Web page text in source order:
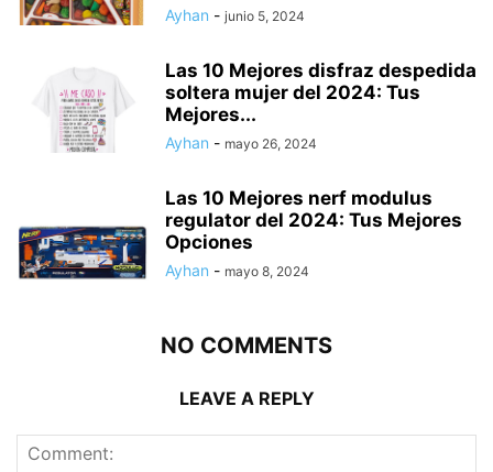
Ayhan - junio 5, 2024
Las 10 Mejores disfraz despedida
soltera mujer del 2024: Tus
Mejores...
Ayhan - mayo 26, 2024
Las 10 Mejores nerf modulus
regulator del 2024: Tus Mejores
Opciones
Ayhan - mayo 8, 2024
NO COMMENTS
LEAVE A REPLY